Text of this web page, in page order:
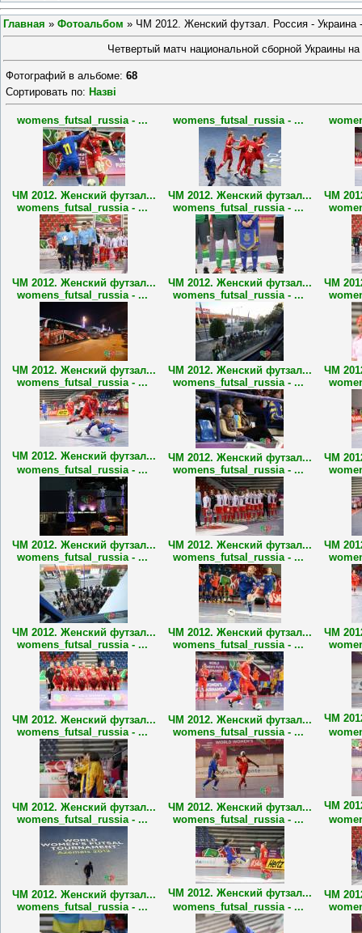
Главная » Фотоальбом » ЧМ 2012. Женский футзал. Россия - Украина
Четвертый матч национальной сборной Украины
Фотографий в альбоме: 68
Сортировать по: Назві
womens_futsal_russia - ...
ЧМ 2012. Женский футзал...
womens_futsal_russia - ...
ЧМ 2012. Женский футзал...
ЧМ
womens_futsal_russia - ...
ЧМ 2012. Женский футзал...
womens_futsal_russia - ...
ЧМ 2012. Женский футзал...
ЧМ
womens_futsal_russia - ...
ЧМ 2012. Женский футзал...
womens_futsal_russia - ...
ЧМ 2012. Женский футзал...
ЧМ
womens_futsal_russia - ...
ЧМ 2012. Женский футзал...
womens_futsal_russia - ...
ЧМ 2012. Женский футзал...
ЧМ
womens_futsal_russia - ...
ЧМ 2012. Женский футзал...
womens_futsal_russia - ...
ЧМ 2012. Женский футзал...
ЧМ
womens_futsal_russia - ...
ЧМ 2012. Женский футзал...
womens_futsal_russia - ...
ЧМ 2012. Женский футзал...
ЧМ
womens_futsal_russia - ...
ЧМ 2012. Женский футзал...
womens_futsal_russia - ...
ЧМ 2012. Женский футзал...
ЧМ
womens_futsal_russia - ...
ЧМ 2012. Женский футзал...
womens_futsal_russia - ...
ЧМ 2012. Женский футзал...
ЧМ
womens_futsal_russia - ...
ЧМ 2012. Женский футзал...
womens_futsal_russia - ...
ЧМ 2012. Женский футзал...
ЧМ
womens_futsal_russia - ...
womens_futsal_russia - ...